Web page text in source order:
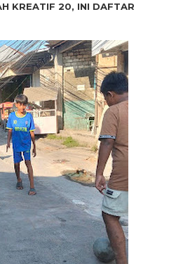
KREATIF 20, INI DAFTAR